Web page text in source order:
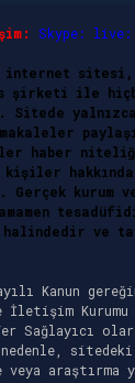
Skype:
internet sitesi,
şirketi ile
Sitede
makaleler
haber niteliği
kişiler hakkında
Gerçek
ve
Kanun
Kurumu
Sağlayıcı
nedenle,
araştırma